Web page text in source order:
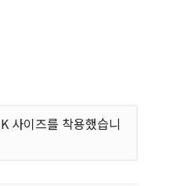
사이즈를 착용했습니